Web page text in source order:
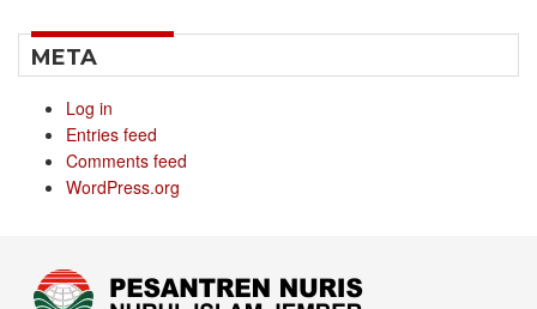
META
Log in
Entries feed
Comments feed
WordPress.org